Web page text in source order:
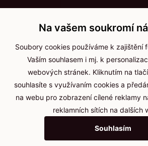
+420 736 535
Po - pá: 8:00 - 16:00
info@jma-
Důležité informace
Ochrana osobních
Cookies
Na vašem soukromí
Soubory cookies používáme k zajištění
Vaším souhlasem i mj. k
webových stránek. Kliknutím na
souhlasíte s využívaním cookies a
na webu pro zobrazení cílené reklamy
reklamních sítích na dalších
Souhlasím